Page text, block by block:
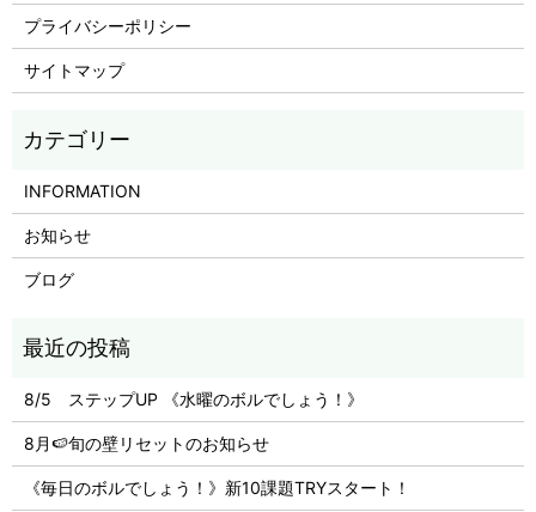
プライバシーポリシー
サイトマップ
INFORMATION
お知らせ
ブログ
8/5 ステップUP 《水曜のボルでしょう！》
8月🍉旬の壁リセットのお知らせ
《毎日のボルでしょう！》新10課題TRYスタート！